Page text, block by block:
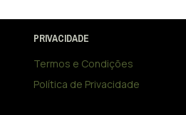
PRIVACIDADE
Termos e Condições
Política de Privacidade